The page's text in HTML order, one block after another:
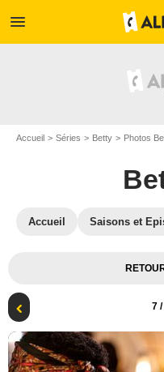
menu
Accueil Séries Betty Photos
Accueil Saisons et
7/